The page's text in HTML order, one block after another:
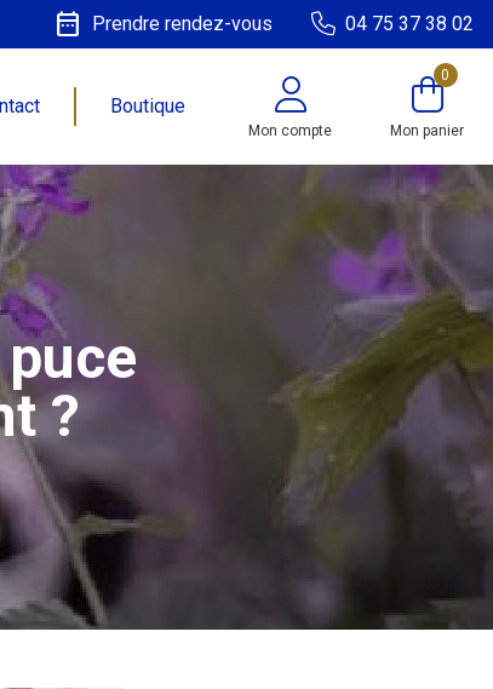
date_range Prendre rendez-vous 04 75 37 38 02
Boutique
Mon compte
0
Mon panier
?